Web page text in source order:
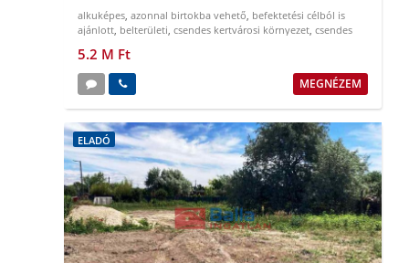
alkuképes, azonnal birtokba vehető, befektetési célból is
ajánlott, belterületi, csendes kertvárosi környezet, csendes
5.2 M Ft
MEGNÉZEM
ELADÓ